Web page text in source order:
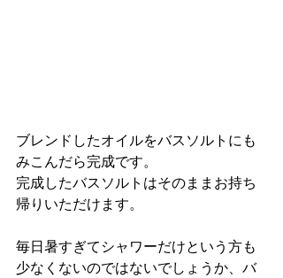
ブレンドしたオイルをバスソルトにも
みこんだら完成です。
完成したバスソルトはそのままお持ち
帰りいただけます。
毎日暑すぎてシャワーだけという方も
少なくないのではないでしょうか、バ